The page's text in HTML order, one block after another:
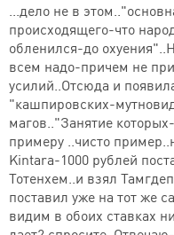
...дело не в
происходящего-что
обленился-до
всем надо-причем не
усилий..Отсюда и
"кашпировских-
магов.."Занятие
примеру ..чисто
Kintara-1000 рублей
Тотенхем..и взял
поставил уже на тот же
видим в обоих ставках